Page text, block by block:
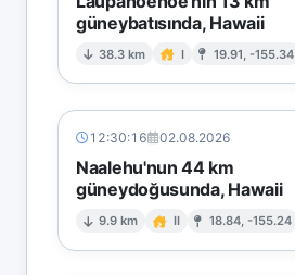
güneybatısında, Hawaii
38.3 km I 19.91, -155.34
12:30:16 02.08.2026
Naalehu'nun 44 km
güneydoğusunda, Hawaii
9.9 km II 18.84, -155.24